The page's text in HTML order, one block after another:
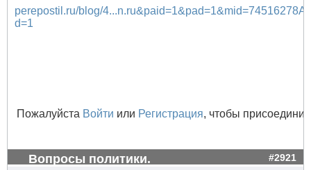
perepostil.ru/blog/
d=1
Пожалуйста Войти или Регистрация, чтобы
Вопросы политики. #2921